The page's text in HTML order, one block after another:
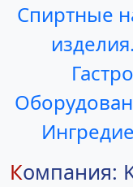
Спиртные
Компания: